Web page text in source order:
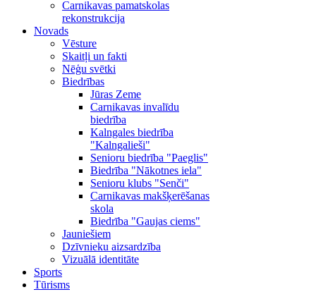
Carnikavas pamatskolas
rekonstrukcija
Novads
Vēsture
Skaitļi un fakti
Nēģu svētki
Biedrības
Jūras Zeme
Carnikavas invalīdu
biedrība
Kalngales biedrība
"Kalngalieši"
Senioru biedrība "Paeglis"
Biedrība "Nākotnes iela"
Senioru klubs "Senči"
Carnikavas makšķerēšanas
skola
Biedrība "Gaujas ciems"
Jauniešiem
Dzīvnieku aizsardzība
Vizuālā identitāte
Sports
Tūrisms